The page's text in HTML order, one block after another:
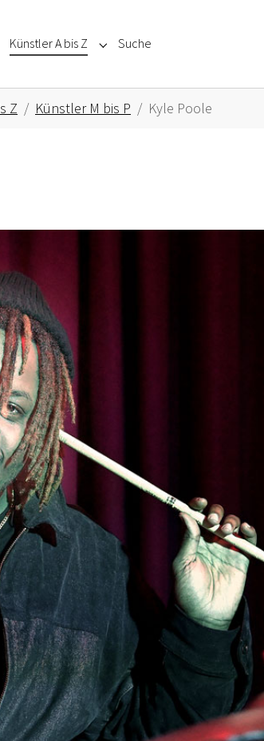
for "Portfolio"
Künstler A bis Z Submenu for "Künstler A bis Z"
Suche
Z Künstler M bis P Kyle Poole